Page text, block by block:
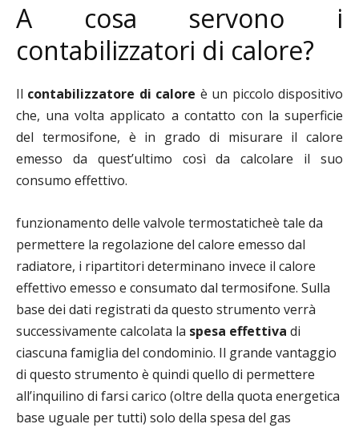
A cosa servono i
contabilizzatori di calore?
Il contabilizzatore di calore è un piccolo dispositivo
che, una volta applicato a contatto con la superficie
del termosifone, è in grado di misurare il calore
emesso da quest’ultimo così da calcolare il suo
consumo effettivo.
funzionamento delle valvole termostaticheè tale da
permettere la regolazione del calore emesso dal
radiatore, i ripartitori determinano invece il calore
effettivo emesso e consumato dal termosifone. Sulla
base dei dati registrati da questo strumento verrà
successivamente calcolata la spesa effettiva di
ciascuna famiglia del condominio. Il grande vantaggio
di questo strumento è quindi quello di permettere
all’inquilino di farsi carico (oltre della quota energetica
base uguale per tutti) solo della spesa del gas